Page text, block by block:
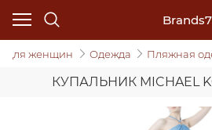
Для женщин Одежда Пляжная
КУПАЛЬНИК MICHAEL